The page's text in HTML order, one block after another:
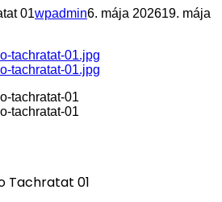
01wpadmin6. mája 202619. mája
Tachratat 01